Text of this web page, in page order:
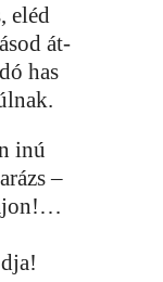
eléd
át-
has
inú
–